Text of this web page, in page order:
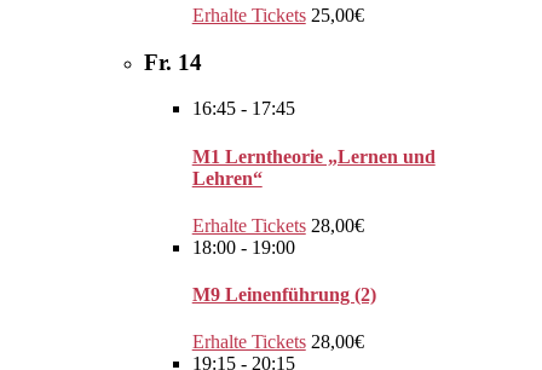
Erhalte Tickets 25,00€
Fr. 14
16:45- 17:45
M1 Lerntheorie „Lernen und
Lehren“
Erhalte Tickets 28,00€
18:00- 19:00
M9 Leinenführung (2)
Erhalte Tickets 28,00€
19:15- 20:15